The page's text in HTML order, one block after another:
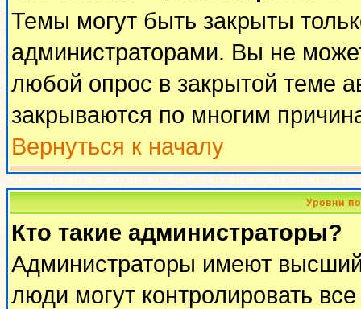
Темы могут быть закрыты
администраторами. Вы не
любой опрос в закрытой теме
закрываются по многим
Вернуться к началу
Уровни
Кто такие администраторы?
Администраторы имеют
люди могут контролировать